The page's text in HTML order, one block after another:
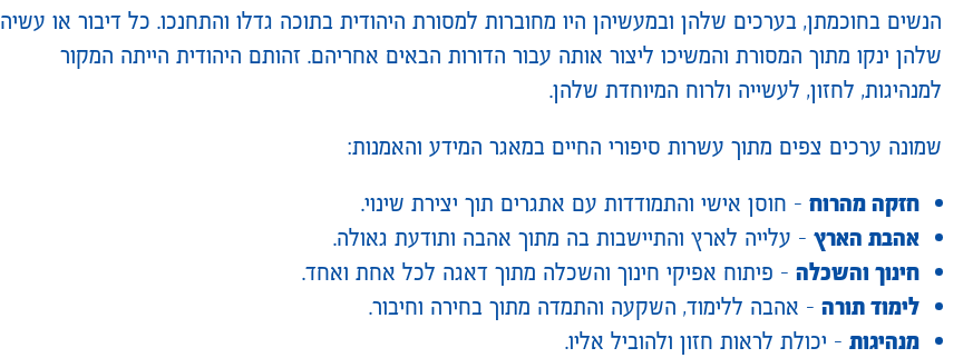
הנשים בחוכמתן, בערכים שלהן ובמעשיהן היו מחוברות למסורת היהודית בתוכה גדלו והתחנכו. כל דיבור או עשיה
שלהן ינקו מתוך המסורת והמשיכו ליצור אותה עבור הדורות הבאים אחריהם. זהותם היהודית הייתה המקור
למנהיגות, לחזון, לעשייה ולרוח המיוחדת שלהן.
שמונה ערכים צפים מתוך עשרות סיפורי החיים במאגר המידע והאמנות:
חזקה מהרוח – חוסן אישי והתמודדות עם אתגרים תוך יצירת שינוי.
אהבת הארץ – עלייה לארץ והתיישבות בה מתוך אהבה ותודעת גאולה.
חינוך והשכלה – פיתוח אפיקי חינוך והשכלה מתוך דאגה לכל אחת ואחד.
לימוד תורה – אהבה ללימוד, השקעה והתמדה מתוך בחירה וחיבור.
מנהיגות – יכולת לראות חזון ולהוביל אליו.